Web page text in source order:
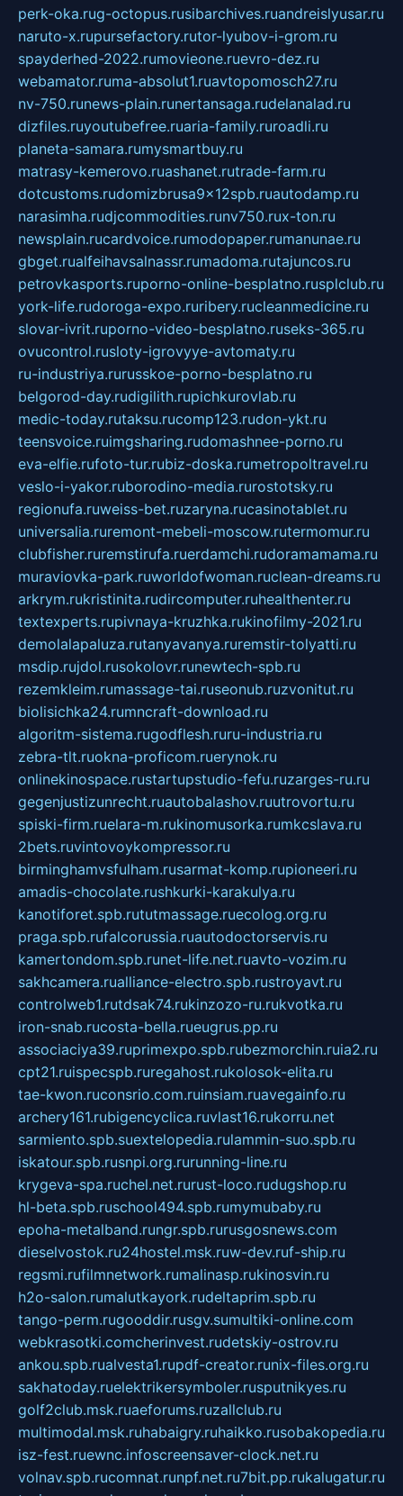
perk-oka.rug-octopus.rusibarchives.ruandreislyusar.ru
naruto-x.rupursefactory.rutor-lyubov-i-grom.ru
spayderhed-2022.rumovieone.ruevro-dez.ru
webamator.ruma-absolut1.ruavtopomosch27.ru
nv-750.runews-plain.runertansaga.rudelanalad.ru
dizfiles.ruyoutubefree.ruaria-family.ruroadli.ru
planeta-samara.rumysmartbuy.ru
matrasy-kemerovo.ruashanet.rutrade-farm.ru
dotcustoms.rudomizbrusa9x12spb.ruautodamp.ru
narasimha.rudjcommodities.runv750.rux-ton.ru
newsplain.rucardvoice.rumodopaper.rumanunae.ru
gbget.rualfeihavsalnassr.rumadoma.rutajuncos.ru
petrovkasports.ruporno-online-besplatno.rusplclub.ru
york-life.rudoroga-expo.ruribery.rucleanmedicine.ru
slovar-ivrit.ruporno-video-besplatno.ruseks-365.ru
ovucontrol.rusloty-igrovyye-avtomaty.ru
ru-industriya.rurusskoe-porno-besplatno.ru
belgorod-day.rudigilith.rupichkurovlab.ru
medic-today.rutaksu.rucomp123.rudon-ykt.ru
teensvoice.ruimgsharing.rudomashnee-porno.ru
eva-elfie.rufoto-tur.rubiz-doska.rumetropoltravel.ru
veslo-i-yakor.ruborodino-media.rurostotsky.ru
regionufa.ruweiss-bet.ruzaryna.rucasinotablet.ru
universalia.ruremont-mebeli-moscow.rutermomur.ru
clubfisher.ruremstirufa.ruerdamchi.rudoramamama.ru
muraviovka-park.ruworldofwoman.ruclean-dreams.ru
arkrym.rukristinita.rudircomputer.ruhealthenter.ru
textexperts.rupivnaya-kruzhka.rukinofilmy-2021.ru
demolalapaluza.rutanyavanya.ruremstir-tolyatti.ru
msdip.rujdol.rusokolovr.runewtech-spb.ru
rezemkleim.rumassage-tai.ruseonub.ruzvonitut.ru
biolisichka24.rumncraft-download.ru
algoritm-sistema.rugodflesh.ruru-industria.ru
zebra-tlt.ruokna-proficom.ruerynok.ru
onlinekinospace.rustartupstudio-fefu.ruzarges-ru.ru
gegenjustizunrecht.ruautobalashov.ruutrovortu.ru
spiski-firm.ruelara-m.rukinomusorka.rumkcslava.ru
2bets.ruvintovoykompressor.ru
birminghamvsfulham.rusarmat-komp.rupioneeri.ru
amadis-chocolate.rushkurki-karakulya.ru
kanotiforet.spb.rututmassage.ruecolog.org.ru
praga.spb.rufalcorussia.ruautodoctorservis.ru
kamertondom.spb.runet-life.net.ruavto-vozim.ru
sakhcamera.rualliance-electro.spb.rustroyavt.ru
controlweb1.rutdsak74.rukinzozo-ru.rukvotka.ru
iron-snab.rucosta-bella.rueugrus.pp.ru
associaciya39.ruprimexpo.spb.rubezmorchin.ruia2.ru
cpt21.ruispecspb.ruregahost.rukolosok-elita.ru
tae-kwon.ruconsrio.com.ruinsiam.ruavegainfo.ru
archery161.rubigencyclica.ruvlast16.rukorru.net
sarmiento.spb.suextelopedia.rulammin-suo.spb.ru
iskatour.spb.rusnpi.org.rurunning-line.ru
krygeva-spa.ruchel.net.rurust-loco.rudugshop.ru
hl-beta.spb.ruschool494.spb.rumymubaby.ru
epoha-metalband.rungr.spb.rurusgosnews.com
dieselvostok.ru24hostel.msk.ruw-dev.ruf-ship.ru
regsmi.rufilmnetwork.rumalinasp.rukinosvin.ru
h2o-salon.rumalutkayork.rudeltaprim.spb.ru
tango-perm.rugooddir.rusgv.sumultiki-online.com
webkrasotki.comcherinvest.rudetskiy-ostrov.ru
ankou.spb.rualvesta1.rupdf-creator.runix-files.org.ru
sakhatoday.ruelektrikersymboler.rusputnikyes.ru
golf2club.msk.ruaeforums.ruzallclub.ru
multimodal.msk.ruhabaigry.ruhaikko.rusobakopedia.ru
isz-fest.ruewnc.infoscreensaver-clock.net.ru
volnav.spb.rucomnat.runpf.net.ru7bit.pp.rukalugatur.ru